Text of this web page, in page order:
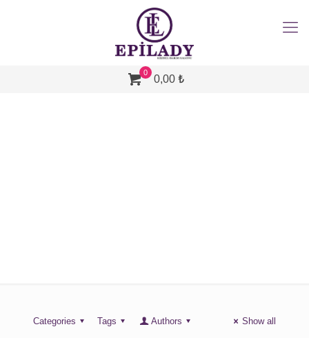
0
0,00 ₺
Categories Tags Authors Show all